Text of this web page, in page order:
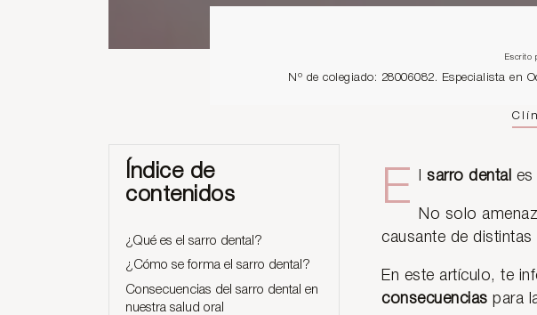
Escrito
Nº de colegiado: 28006082. Especialista en
E sarro dental es
No solo
causante de distintas
En este artículo, te
consecuencias para
Índice de
contenidos
¿Qué es el sarro dental?
¿Cómo se forma el sarro dental?
Consecuencias del sarro dental en
nuestra salud oral